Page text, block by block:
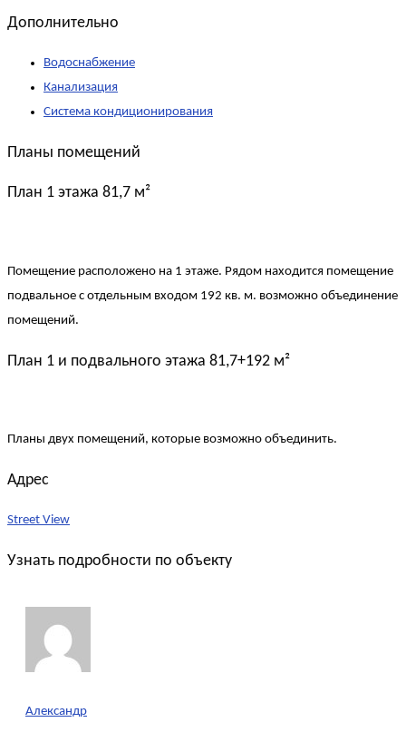
Дополнительно
Водоснабжение
Канализация
Система кондиционирования
Планы помещений
План 1 этажа 81,7 м²
Помещение расположено на 1 этаже. Рядом находится помещение
подвальное с отдельным входом 192 кв. м. возможно объединение
помещений.
План 1 и подвального этажа 81,7+192 м²
Планы двух помещений, которые возможно объединить.
Адрес
Street View
Узнать подробности по объекту
Александр